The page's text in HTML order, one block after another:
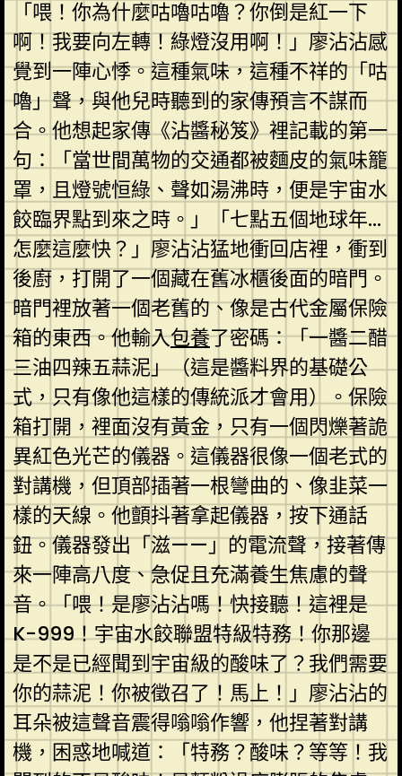
「喂！你為什麼咕嚕咕嚕？你倒是紅一下
啊！我要向左轉！綠燈沒用啊！」廖沾沾感
覺到一陣心悸。這種氣味，這種不祥的「咕
嚕」聲，與他兒時聽到的家傳預言不謀而
合。他想起家傳《沾醬秘笈》裡記載的第一
句：「當世間萬物的交通都被麵皮的氣味籠
罩，且燈號恒綠、聲如湯沸時，便是宇宙水
餃臨界點到來之時。」「七點五個地球年…
怎麼這麼快？」廖沾沾猛地衝回店裡，衝到
後廚，打開了一個藏在舊冰櫃後面的暗門。
暗門裡放著一個老舊的、像是古代金屬保險
箱的東西。他輸入包養了密碼：「一醬二醋
三油四辣五蒜泥」（這是醬料界的基礎公
式，只有像他這樣的傳統派才會用）。保險
箱打開，裡面沒有黃金，只有一個閃爍著詭
異紅色光芒的儀器。這儀器很像一個老式的
對講機，但頂部插著一根彎曲的、像韭菜一
樣的天線。他顫抖著拿起儀器，按下通話
鈕。儀器發出「滋——」的電流聲，接著傳
來一陣高八度、急促且充滿養生焦慮的聲
音。「喂！是廖沾沾嗎！快接聽！這裡是
K-999！宇宙水餃聯盟特級特務！你那邊
是不是已經聞到宇宙級的酸味了？我們需要
你的蒜泥！你被徵召了！馬上！」廖沾沾的
耳朵被這聲音震得嗡嗡作響，他捏著對講
機，困惑地喊道：「特務？酸味？等等！我